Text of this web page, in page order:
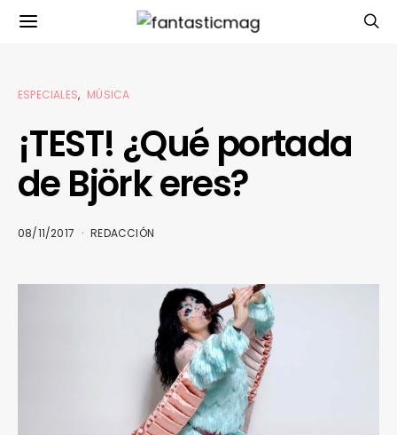
ESPECIALES MÚSICA
¡TEST! ¿Qué portada
de Björk eres?
08/11/2017 REDACCIÓN